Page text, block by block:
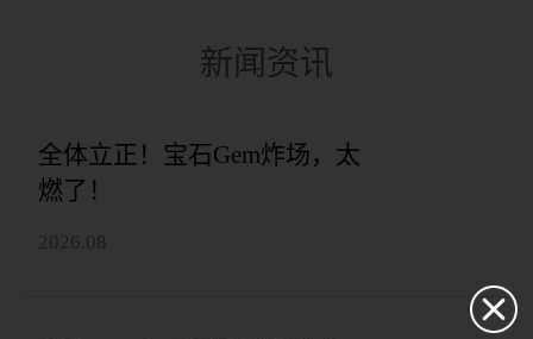
新闻资讯
全体立正！宝石Gem炸场，太
燃了！
2026.08